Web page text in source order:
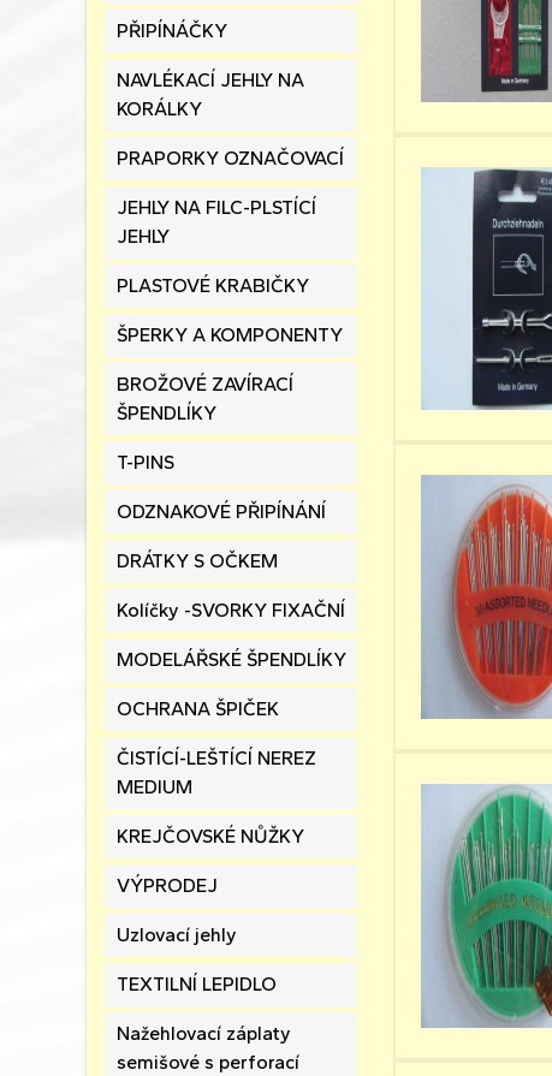
PŘIPÍNÁČKY
NAVLÉKACÍ JEHLY NA
KORÁLKY
PRAPORKY OZNAČOVACÍ
JEHLY NA FILC-PLSTÍCÍ
JEHLY
PLASTOVÉ KRABIČKY
ŠPERKY A KOMPONENTY
BROŽOVÉ ZAVÍRACÍ
ŠPENDLÍKY
T-PINS
ODZNAKOVÉ PŘIPÍNÁNÍ
DRÁTKY S OČKEM
Kolíčky -SVORKY FIXAČNÍ
MODELÁŘSKÉ ŠPENDLÍKY
OCHRANA ŠPIČEK
ČISTÍCÍ-LEŠTÍCÍ NEREZ
MEDIUM
KREJČOVSKÉ NŮŽKY
VÝPRODEJ
Uzlovací jehly
TEXTILNÍ LEPIDLO
Nažehlovací záplaty
semišové s perforací